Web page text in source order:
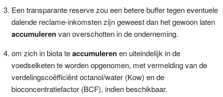
Een transparante reserve zou een betere buffer tegen eventuele
dalende reclame-inkomsten zijn geweest dan het gewoon laten
accumulerenvan overschotten in de onderneming.
om zich in biota teaccumulerenen uiteindelijk in de
voedselketen te worden opgenomen, met vermelding van de
verdelingscoëfficiënt octanol/water (Kow) en de
bioconcentratiefactor (BCF), indien beschikbaar.